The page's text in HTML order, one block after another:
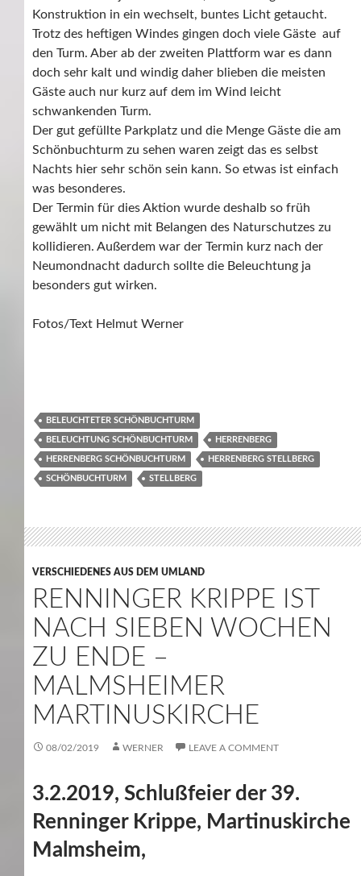
Konstruktion in ein wechselt, buntes Licht getaucht.
Trotz des heftigen Windes gingen doch viele Gäste auf
den Turm. Aber ab der zweiten Plattform war es dann
doch sehr kalt und windig daher blieben die meisten
Gäste auch nur kurz auf dem im Wind leicht
schwankenden Turm.
Der gut gefüllte Parkplatz und die Menge Gäste die am
Schönbuchturm zu sehen waren zeigt das es selbst
Nachts hier sehr schön sein kann. So etwas ist einfach
was besonderes.
Der Termin für dies Aktion wurde deshalb so früh
gewählt um nicht mit Belangen des Naturschutzes zu
kollidieren. Außerdem war der Termin kurz nach der
Neumondnacht dadurch sollte die Beleuchtung ja
besonders gut wirken.
Fotos/Text Helmut Werner
BELEUCHTETER SCHÖNBUCHTURM
BELEUCHTUNG SCHÖNBUCHTURM HERRENBERG
HERRENBERG SCHÖNBUCHTURM HERRENBERG STELLBERG
SCHÖNBUCHTURM STELLBERG
VERSCHIEDENES AUS DEM UMLAND
RENNINGER KRIPPE IST
NACH SIEBEN WOCHEN
ZU ENDE –
MALMSHEIMER
MARTINUSKIRCHE
08/02/2019 WERNER LEAVE A COMMENT
3.2.2019, Schlußfeier der 39.
Renninger Krippe, Martinuskirche
Malmsheim,